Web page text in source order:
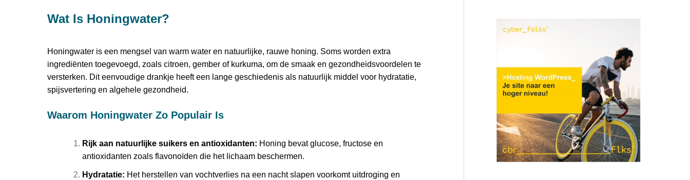
Wat Is Honingwater?
Honingwater is een mengsel van warm water en natuurlijke, rauwe honing. Soms worden extra
ingrediënten toegevoegd, zoals citroen, gember of kurkuma, om de smaak en gezondheidsvoordelen te
versterken. Dit eenvoudige drankje heeft een lange geschiedenis als natuurlijk middel voor hydratatie,
spijsvertering en algehele gezondheid.
Waarom Honingwater Zo Populair Is
Rijk aan natuurlijke suikers en antioxidanten: Honing bevat glucose, fructose en
antioxidanten zoals flavonoïden die het lichaam beschermen.
Hydratatie: Het herstellen van vochtverlies na een nacht slapen voorkomt uitdroging en